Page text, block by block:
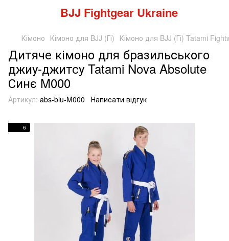
BJJ Fightgear Ukraine
Кімоно Кімоно для BJJ (Гі) Кімоно для BJJ (Гі) Tatami
Дитяче кімоно для бразильського
джиу-джитсу Tatami Nova Absolute
Синє M000
Артикул: abs-blu-M000 Написати відгук
6